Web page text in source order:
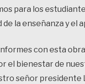
para los
la enseñanza y el
con esta
el bienestar de
señor presidente